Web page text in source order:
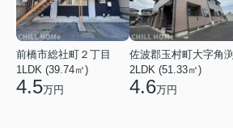
前橋市総社町２丁目
1LDK (39.74㎡)
4.5万円
佐波郡玉村町大字角渕
2LDK (51.33㎡)
4.6万円